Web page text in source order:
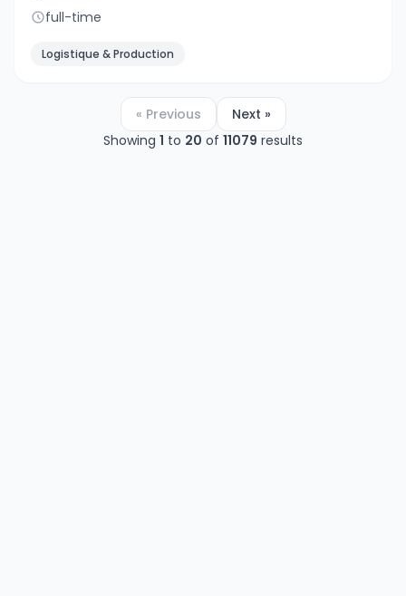
full-time
Logistique & Production
« Previous
Next »
Showing 1 to 20 of 11079 results